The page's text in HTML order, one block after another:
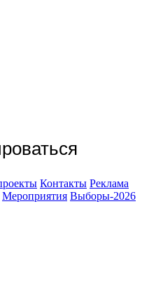
Контакты Реклама
Мероприятия Выборы-2026